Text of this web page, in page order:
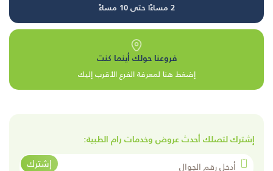
2 مساءًا حتى 10 مساءً
فروعنا حولك أينما كنت
إضغط هنا لمعرفة الفرع الأقرب إليك
إشترك لتصلك أحدث عروض وخدمات رام الطبية:
أدخل رقم الجوال
إشترك